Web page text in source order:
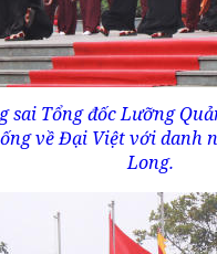
sai Tổng đốc Lưỡng
về Đại Việt với danh
Long.